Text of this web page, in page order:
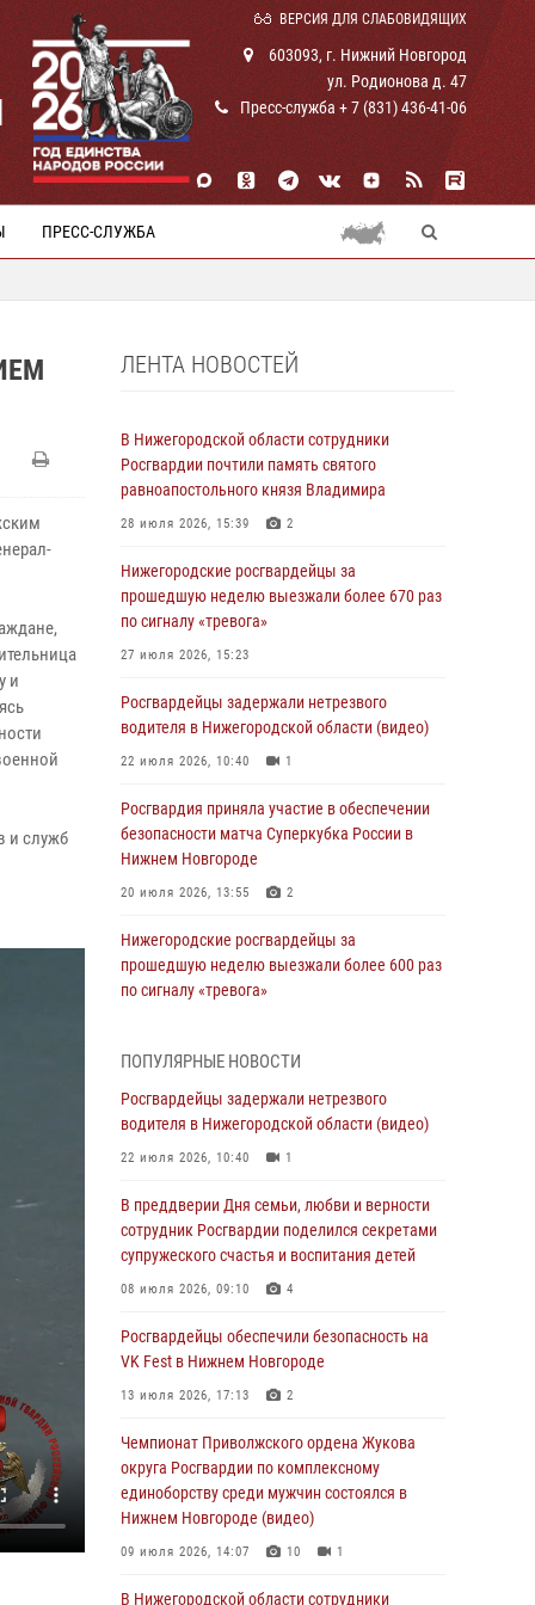
ВЕРСИЯ ДЛЯ СЛАБОВИДЯЩИХ
603093, г. Нижний Новгород
ул. Родионова д. 47
Пресс-служба + 7 (831) 436-41-06
ПРЕСС-СЛУЖБА
и
и служб
ЛЕНТА НОВОСТЕЙ
В Нижегородской области сотрудники
Росгвардии почтили память святого
равноапостольного князя Владимира
28 июля 2026, 15:39 2
Нижегородские росгвардейцы за
прошедшую неделю выезжали более 670 раз
по сигналу «тревога»
27 июля 2026, 15:23
Росгвардейцы задержали нетрезвого
водителя в Нижегородской области (видео)
22 июля 2026, 10:40 1
Росгвардия приняла участие в обеспечении
безопасности матча Суперкубка России в
Нижнем Новгороде
20 июля 2026, 13:55 2
Нижегородские росгвардейцы за
прошедшую неделю выезжали более 600 раз
по сигналу «тревога»
В Нижегородской области сотрудники
Росгвардии «по горячим следам» задержали
правонарушителя за стрельбу
17 июля 2026, 05:17
В Нижегородской области продолжаются
мероприятия в рамках всероссийской
ведомственной акции «Каникулы с
Росгвардейцы обеспечили безопасность на
VK Fest в Нижнем Новгороде
Нижегородские росгвардейцы за
прошедшую неделю выезжали более 750 раз
по сигналу «тревога»
13 июля 2026, 06:45
Росгвардейцы предотвратили серию краж в
ПОПУЛЯРНЫЕ НОВОСТИ
Росгвардейцы задержали нетрезвого
водителя в Нижегородской области (видео)
22 июля 2026, 10:40 1
В преддверии Дня семьи, любви и верности
сотрудник Росгвардии поделился секретами
супружеского счастья и воспитания детей
08 июля 2026, 09:10 4
Росгвардейцы обеспечили безопасность на
VK Fest в Нижнем Новгороде
13 июля 2026, 17:13 2
Чемпионат Приволжского ордена Жукова
округа Росгвардии по комплексному
единоборству среди мужчин состоялся в
Нижнем Новгороде (видео)
09 июля 2026, 14:07 10 1
В Нижегородской области сотрудники